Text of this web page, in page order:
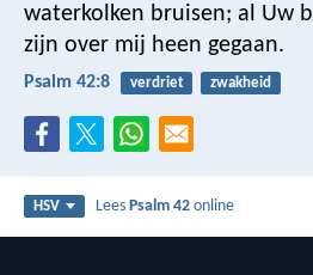
waterkolken bruisen; al Uw
zijn over mij heen gegaan.
Psalm 42:8 verdriet zwakheid
HSV LeesPsalm 42 online